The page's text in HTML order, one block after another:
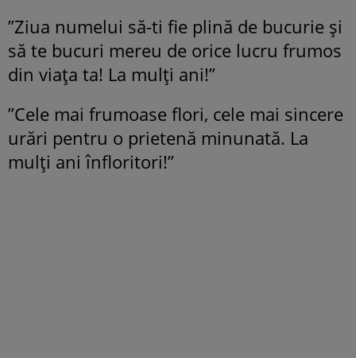
”Ziua numelui să-ti fie plină de bucurie și
să te bucuri mereu de orice lucru frumos
din viața ta! La mulți ani!”
”Cele mai frumoase flori, cele mai sincere
urări pentru o prietenă minunată. La
mulți ani înfloritori!”